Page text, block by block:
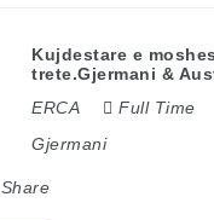
Kujdestare e
trete.Gjermani &
ERCA
Full Time
Gjermani
Share